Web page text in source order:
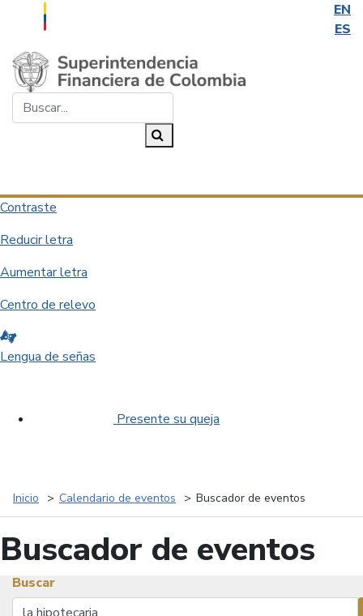
EN
ES
Saltar al contenido principal
Contraste
Reducir letra
Aumentar letra
Centro de relevo
Lengua de señas
Presente su queja
Inicio Calendario de eventos Buscador de eventos
Buscador de eventos
Buscar
Buscar